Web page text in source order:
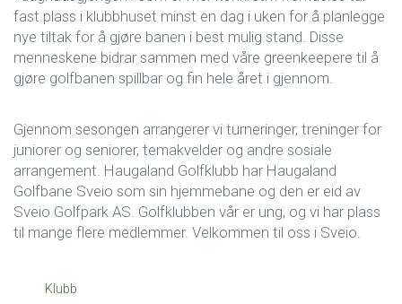
fast plass i klubbhuset minst en dag i uken for å planlegge
nye tiltak for å gjøre banen i best mulig stand. Disse
menneskene bidrar sammen med våre greenkeepere til å
gjøre golfbanen spillbar og fin hele året i gjennom.
Gjennom sesongen arrangerer vi turneringer, treninger for
juniorer og seniorer, temakvelder og andre sosiale
arrangement. Haugaland Golfklubb har Haugaland
Golfbane Sveio som sin hjemmebane og den er eid av
Sveio Golfpark AS. Golfklubben vår er ung, og vi har plass
til mange flere medlemmer. Velkommen til oss i Sveio.
Klubb